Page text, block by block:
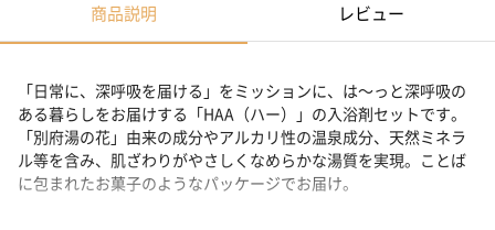
商品説明 レビュー
「日常に、深呼吸を届ける」をミッションに、は～っと深呼吸の
ある暮らしをお届けする「HAA（ハー）」の入浴剤セットです。
「別府湯の花」由来の成分やアルカリ性の温泉成分、天然ミネラ
ル等を含み、肌ざわりがやさしくなめらかな湯質を実現。ことば
に包まれたお菓子のようなパッケージでお届け。